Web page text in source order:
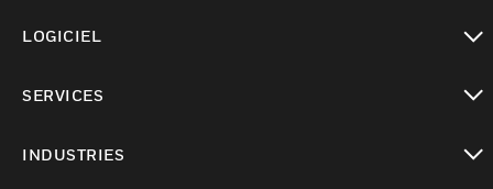
LOGICIEL
SERVICES
INDUSTRIES